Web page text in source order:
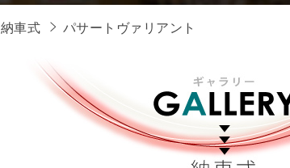
納車式 パサートヴァリアント